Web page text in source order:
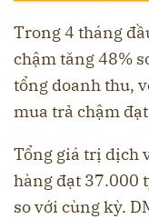
Trong 4 tháng
chậm tăng 48%
tổng doanh thu,
mua trả chậm
Tổng giá trị dịch
hàng đạt 37.000
so với cùng kỳ.